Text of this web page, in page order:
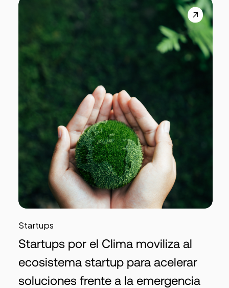
Startups
Startups por el Clima moviliza al
ecosistema startup para acelerar
soluciones frente a la emergencia